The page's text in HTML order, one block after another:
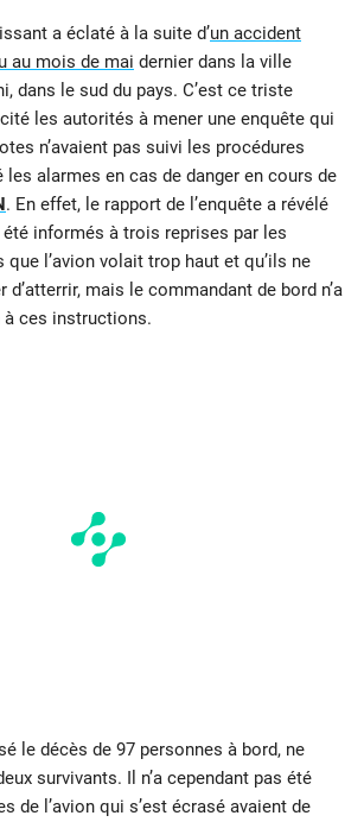
a éclaté à la suite d’un accident
au mois de mai dernier dans la ville
dans le sud du pays. C’est ce triste
les autorités à mener une enquête qui
n’avaient pas suivi les procédures
les alarmes en cas de danger en cours de
. En effet, le rapport de l’enquête a révélé
informés à trois reprises par les
l’avion volait trop haut et qu’ils ne
d’atterrir, mais le commandant de bord n’a
ces instructions.
le décès de 97 personnes à bord, ne
survivants. Il n’a cependant pas été
de l’avion qui s’est écrasé avaient de